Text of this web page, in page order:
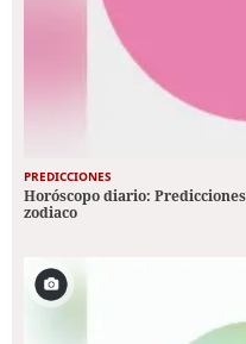
PREDICCIONES
Horóscopo diario:
zodiaco